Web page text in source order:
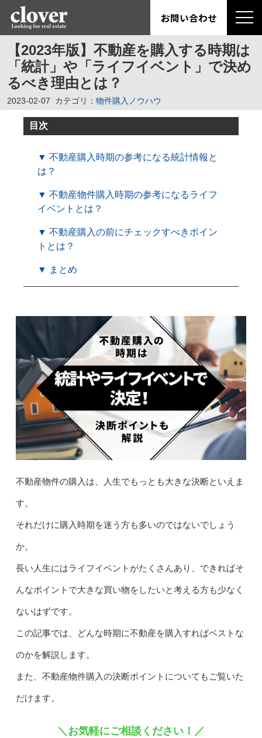
お問い合わせ
【2023年版】不動産を購入する時期は
「統計」や「ライフイベント」で決め
るべき理由とは？
2023-02-07 カテゴリ： 物件購入ノウハウ
目次
▼ 不動産購入時期の参考になる統計情報と
は？
▼ 不動産物件購入時期の参考になるライフ
イベントとは？
▼ 不動産購入の前にチェックすべきポイン
トとは？
▼ まとめ
不動産物件の購入は、人生でもっとも大きな決断といえま
す。
それだけに購入時期を迷う方も多いのではないでしょう
か。
長い人生にはライフイベントがたくさんあり、できればそ
んなポイントで大きな買い物をしたいと考える方も少なく
ないはずです。
この記事では、どんな時期に不動産を購入すればベストな
のかを解説します。
また、不動産物件購入の決断ポイントについてもご覧いた
だけます。
＼お気軽にご相談ください！／